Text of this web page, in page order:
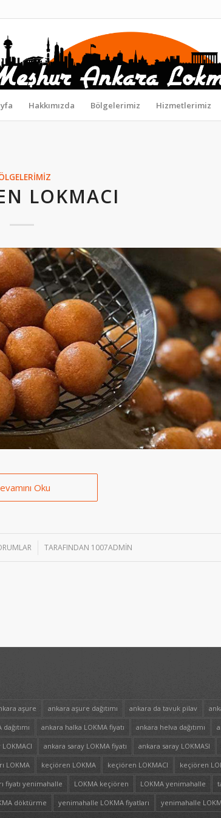
Hakkımızda Bölgelerimiz Hizmetlerimiz
LOKMACI
Oku
TARAFINDAN 1007ADMIN
aşure ankara aşure dağıtımı ankara da tavuk pilav
ankara halka LOKMA fiyatı ankara helva dağıtımı
ankara saray LOKMA fiyatı ankara saray LOKMASI
LOKMA keçiören LOKMA keçiören LOKMACI keçiören
fiyatı yenimahalle LOKMA keçiören LOKMA yenimahalle
döktürme yenimahalle LOKMA fiyatları yenimahalle